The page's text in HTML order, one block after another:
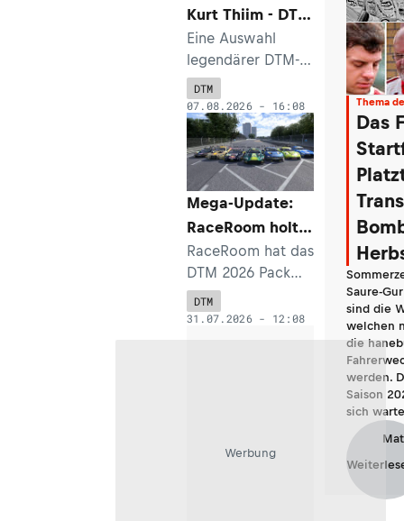
Kurt Thiim - DTM
Classic wird den
Nürburgring
begeistern
Eine Auswahl
legendärer DTM-
Klassiker werden
auf dem
Nürburgring für
Unterhaltung
sorgen. Dabei
wird auch der
1986er DTM-
Meister Kurt Thiim
am Lenkrad eines
Mercedes 190E
EVO II drehen.
DTM
07.08.2026 - 16:08
Mega-Update:
RaceRoom holt
die DTM 2026
auf die virtuelle
Strecke
RaceRoom hat das
DTM 2026 Pack
veröffentlicht, so
dass Simracer die
DTM
31.07.2026 - 12:08
Werbung
Thema
Das
Saure-
sind die
welchen
die
werden.
Saison
sich